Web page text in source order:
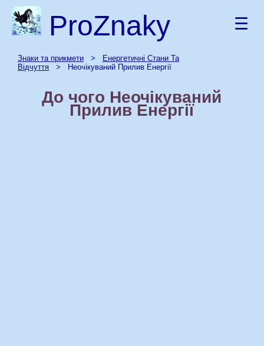
ProZnaky ☰
Знаки та прикмети >
Енергетичні Стани Та
Відчуття > Неочікуваний Прилив Енергії
До чого Неочікуваний
Прилив Енергії